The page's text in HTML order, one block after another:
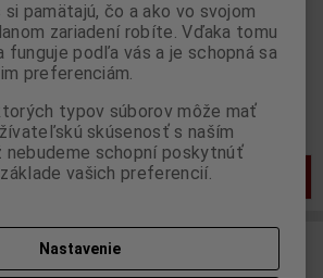
1záznamov
pamätajú, čo a ako vo svojom
zariadení robíte. Vďaka tomu
funguje podľa vás a je schopná sa
preferenciám.
typov súborov môže mať
skúsenosť s naším
schopní poskytnúť
vašich preferencií.
Nastavenie